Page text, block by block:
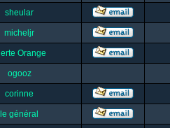
sheular
micheljr
Orange
ogooz
corinne
le général